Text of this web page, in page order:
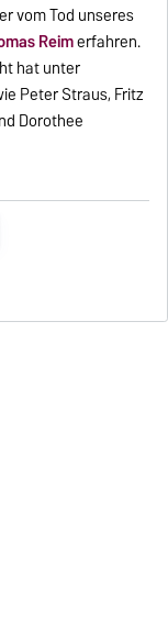
vom Tod unseres
Reimerfahren.
hat unter
Peter Straus, Fritz
Dorothee